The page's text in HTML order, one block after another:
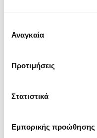
συγκατάθεσης
Αναγκαία
Προτιμήσεις
Στατιστικά
Εμπορικής προώθησης
Χάρτης